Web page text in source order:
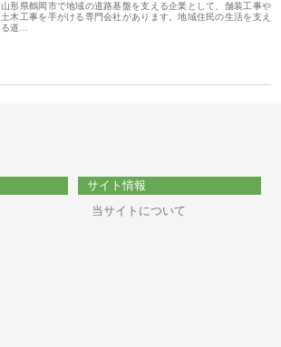
山形県鶴岡市で地域の道路基盤を支える企業として、舗装工事や
土木工事を手がける専門会社があります。地域住民の生活を支え
る道…
サイト情報
当サイトについて